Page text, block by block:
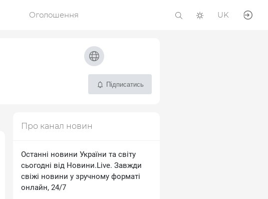
Оголошення UK
Підписатись
Про канал новин
Останні новини України та світу
сьогодні від Новини.Live. Завжди
свіжі новини у зручному форматі
онлайн, 24/7